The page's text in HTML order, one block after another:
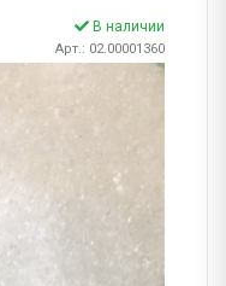
В наличии
Арт.: 02.00001360